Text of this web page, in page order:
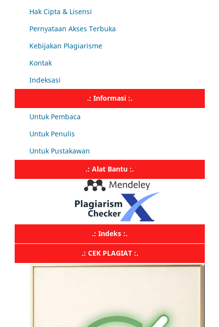
Hak Cipta & Lisensi
Pernyataan Akses Terbuka
Kebijakan Plagiarisme
Kontak
Indeksasi
.: Informasi :.
Untuk Pembaca
Untuk Penulis
Untuk Pustakawan
.: Alat Bantu :.
.: Indeks :.
.: CEK PLAGIAT :.